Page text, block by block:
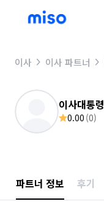
이사 이사 파트너
이사대통령
0.00 (0)
파트너 정보 후기